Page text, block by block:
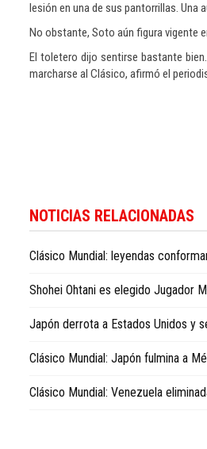
lesión en una de sus pantorrillas. Una
No obstante, Soto aún figura vigente
El toletero dijo sentirse bastante
marcharse al Clásico, afirmó el
la
en
Republic
news
English.
NOTICIAS RELACIONADAS
Clásico Mundial: leyendas
Shohei Ohtani es elegido Jugador
Japón derrota a Estados Unidos y
Clásico Mundial: Japón fulmina a
Clásico Mundial: Venezuela